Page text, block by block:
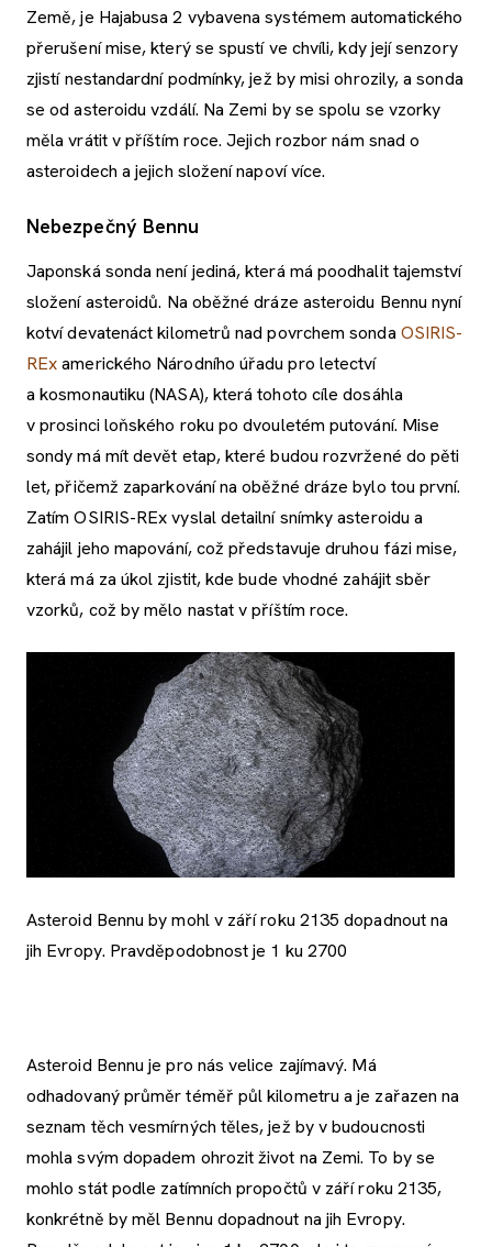
Země, je Hajabusa 2 vybavena systémem automatického
přerušení mise, který se spustí ve chvíli, kdy její senzory
zjistí nestandardní podmínky, jež by misi ohrozily, a sonda
se od asteroidu vzdálí. Na Zemi by se spolu se vzorky
měla vrátit v příštím roce. Jejich rozbor nám snad o
asteroidech a jejich složení napoví více.
Nebezpečný Bennu
Japonská sonda není jediná, která má poodhalit tajemství
složení asteroidů. Na oběžné dráze asteroidu Bennu nyní
kotví devatenáct kilometrů nad povrchem sonda OSIRIS-
RExamerického Národního úřadu pro letectví
a kosmonautiku (NASA), která tohoto cíle dosáhla
v prosinci loňského roku po dvouletém putování. Mise
sondy má mít devět etap, které budou rozvržené do pěti
let, přičemž zaparkování na oběžné dráze bylo tou první.
Zatím OSIRIS-REx vyslal detailní snímky asteroidu a
zahájil jeho mapování, což představuje druhou fázi mise,
která má za úkol zjistit, kde bude vhodné zahájit sběr
vzorků, což by mělo nastat v příštím roce.
Asteroid Bennu by mohl v září roku 2135 dopadnout na
jih Evropy. Pravděpodobnost je 1 ku 2700
Asteroid Bennu je pro nás velice zajímavý. Má
odhadovaný průměr téměř půl kilometru a je zařazen na
seznam těch vesmírných těles, jež by v budoucnosti
mohla svým dopadem ohrozit život na Zemi. To by se
mohlo stát podle zatímních propočtů v září roku 2135,
konkrétně by měl Bennu dopadnout na jih Evropy.